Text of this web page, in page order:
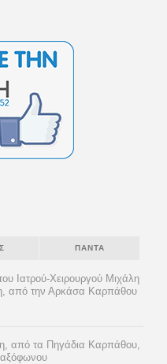
ΠΆΝΤΑ
Ιατρού-Χειρουργού Μιχάλη
από την Αρκάσα Καρπάθου
από τα Πηγάδια Καρπάθου,